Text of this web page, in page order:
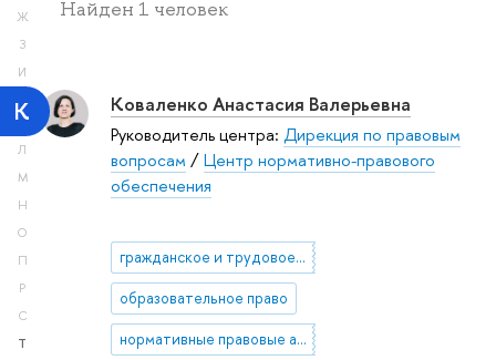
Ж
З
И
К
Л
М
Н
О
П
Р
С
Т
Найден 1 человек
Коваленко Анастасия Валерьевна
Руководитель центра: Дирекция по правовым
вопросам /Центр нормативно-правового
обеспечения
гражданское и трудовое право
образовательное право
нормативные правовые акты